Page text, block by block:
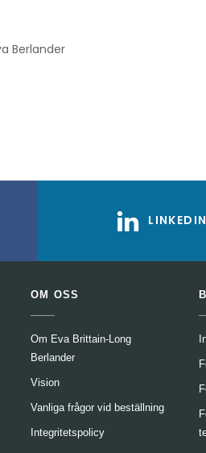
Berlander
LINKEDIN
OM OSS
Om Eva Brittain-Long
Berlander
Vision
Vanliga frågor vid beställning
Integritetspolicy